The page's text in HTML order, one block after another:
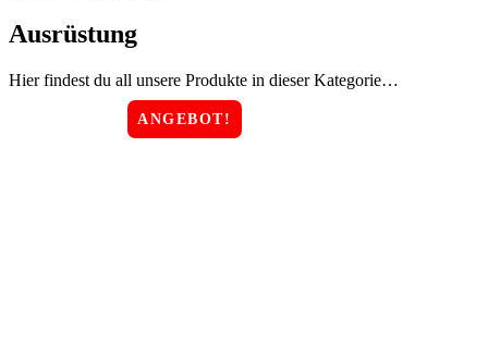
Ausrüstung
Hier findest du all unsere Produkte in dieser Kategorie…
ANGEBOT!